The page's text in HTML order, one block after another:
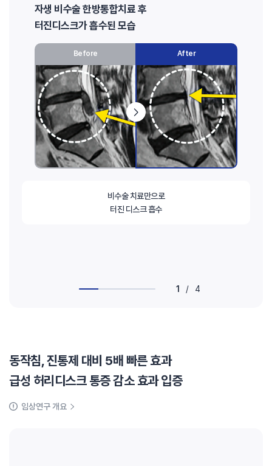
자생 비수술 한방통합치료 후
터진디스크가 흡수된 모습
Before After
비수술 치료만으로
터진 디스크 흡수
1 / 4
동작침, 진통제 대비 5배 빠른 효과
급성 허리디스크 통증 감소 효과 입증
임상연구 개요